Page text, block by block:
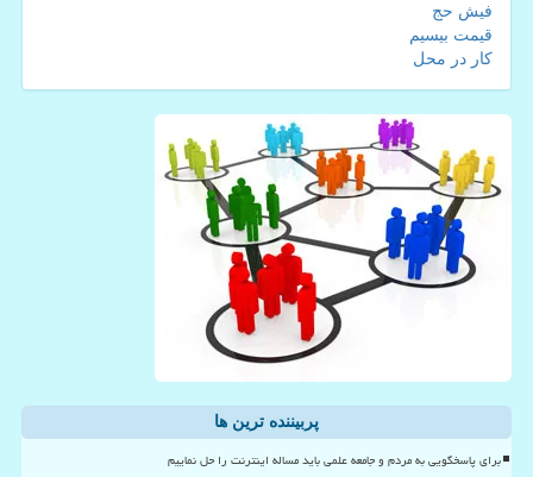
فیش حج
قیمت بیسیم
کار در محل
پربیننده ترین ها
برای پاسخگویی به مردم و جامعه علمی باید مساله اینترنت را حل نماییم